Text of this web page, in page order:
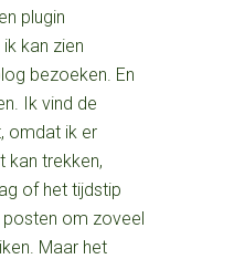
plugin
kan zien
bezoeken. En
Ik vind de
omdat ik er
kan trekken,
of het tijdstip
om zoveel
Maar het